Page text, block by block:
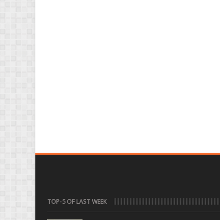
TOP-5 OF LAST WEEK